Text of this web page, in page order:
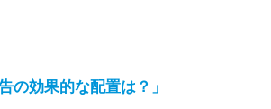
の効果的な配置は？」